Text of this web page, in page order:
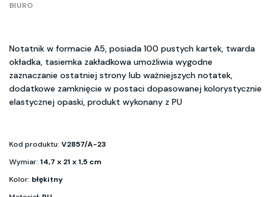
BIURO
Notatnik w formacie A5, posiada 100 pustych kartek, twarda
okładka, tasiemka zakładkowa umożliwia wygodne
zaznaczanie ostatniej strony lub ważniejszych notatek,
dodatkowe zamknięcie w postaci dopasowanej kolorystycznie
elastycznej opaski, produkt wykonany z PU
Kod produktu: V2857/A-23
Wymiar: 14,7 x 21 x 1,5 cm
Kolor: błękitny